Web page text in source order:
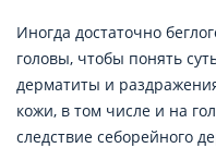
Иногда достаточно
головы, чтобы понять
дерматиты и
кожи, в том числе и на
следствие себорейного